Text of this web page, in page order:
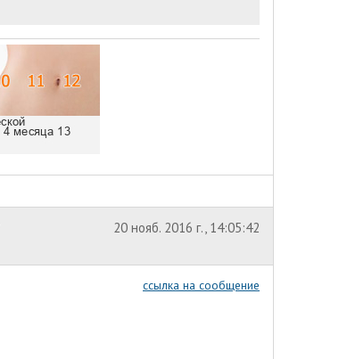
20 нояб. 2016 г., 14:05:42
ссылка на сообщение